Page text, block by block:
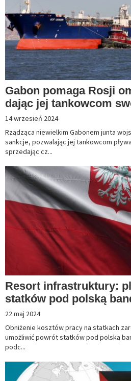
Gabon pomaga Rosji
dając jej tankowcom
14 wrzesień 2024
Rządząca niewielkim Gabonem junta
sankcje, pozwalając jej tankowcom
sprzedając cz...
Resort infrastruktury:
statków pod polską
22 maj 2024
Obniżenie kosztów pracy na statkach
umożliwić powrót statków pod polską
podc...